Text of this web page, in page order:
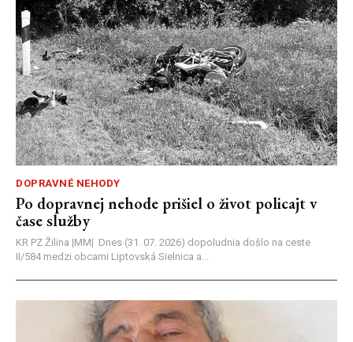
DOPRAVNÉ NEHODY
Po dopravnej nehode prišiel o život policajt v
čase služby
KR PZ Žilina |MM| Dnes (31. 07. 2026) dopoludnia došlo na ceste
II/584 medzi obcami Liptovská Sielnica a...